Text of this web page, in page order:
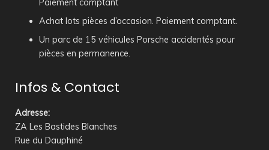
Paiement comptant
Achat lots pièces d’occasion. Paiement comptant.
Un parc de 15 véhicules Porsche accidentés pour
pièces en permanence.
Infos & Contact
Adresse:
ZA Les Bastides Blanches
Rue du Dauphiné